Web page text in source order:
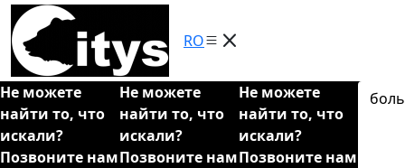
RO
Не можете
найти то, что
искали?
Позвоните нам
Не можете
найти то, что
искали?
Позвоните нам
Не можете
найти то, что
искали?
Позвоните нам